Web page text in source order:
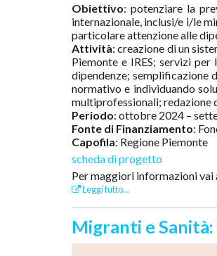
Obiettivo: potenziare la
internazionale, inclusi/e i/le
particolare attenzione alle
Attività: creazione di un
Piemonte e IRES; servizi
dipendenze; semplificazione
normativo e individuando
multiprofessionali; redazione
Periodo: ottobre 2024 –
Fonte di Finanziamento:
Capofila: Regione Piemonte
scheda di progetto
Per maggiori informazioni vai
Leggi tutto...
Migranti e